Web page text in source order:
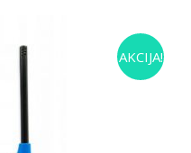
AKCIJA!